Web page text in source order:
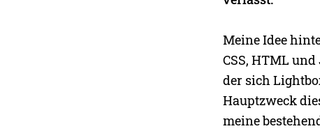
Meine Idee
CSS, HTML
der sich
Hauptzweck
meine